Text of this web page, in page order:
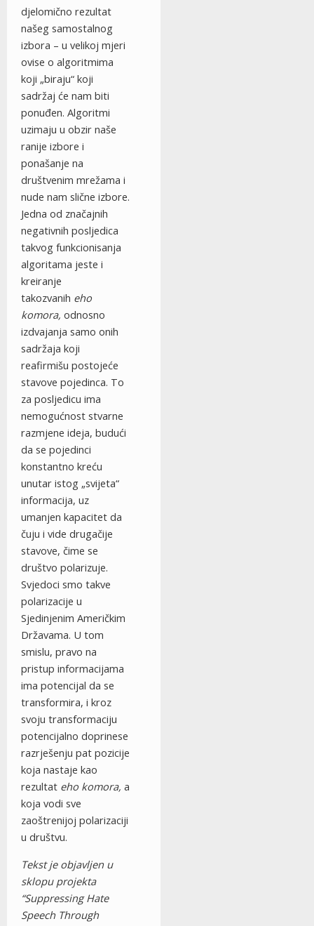
djelomično rezultat
našeg samostalnog
izbora – u velikoj mjeri
ovise o algoritmima
koji „biraju“ koji
sadržaj će nam biti
ponuđen. Algoritmi
uzimaju u obzir naše
ranije izbore i
ponašanje na
društvenim mrežama i
nude nam slične izbore.
Jedna od značajnih
negativnih posljedica
takvog funkcionisanja
algoritama jeste i
kreiranje
takozvanih eho
komora, odnosno
izdvajanja samo onih
sadržaja koji
reafirmišu postojeće
stavove pojedinca. To
za posljedicu ima
nemogućnost stvarne
razmjene ideja, budući
da se pojedinci
konstantno kreću
unutar istog „svijeta“
informacija, uz
umanjen kapacitet da
čuju i vide drugačije
stavove, čime se
društvo polarizuje.
Svjedoci smo takve
polarizacije u
Sjedinjenim Američkim
Državama. U tom
smislu, pravo na
pristup informacijama
ima potencijal da se
transformira, i kroz
svoju transformaciju
potencijalno doprinese
razrješenju pat pozicije
koja nastaje kao
rezultat eho komora, a
koja vodi sve
zaoštrenijoj polarizaciji
u društvu.
Tekst je objavljen u
sklopu projekta
“Suppressing Hate
Speech Through